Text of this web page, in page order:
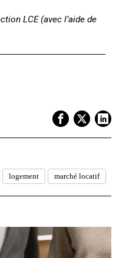
LCE (avec l’aide de
logement marché locatif